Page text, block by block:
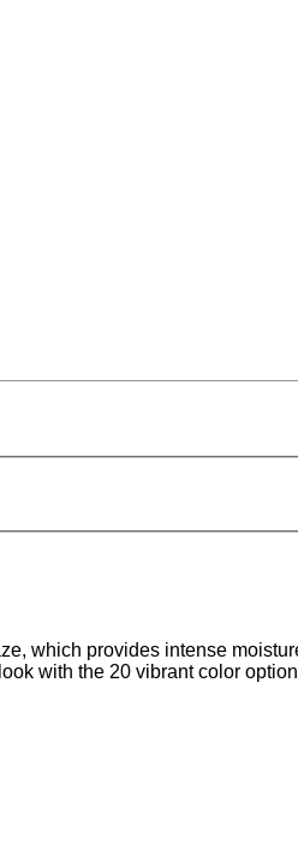
which provides intense
with the 20 vibrant color